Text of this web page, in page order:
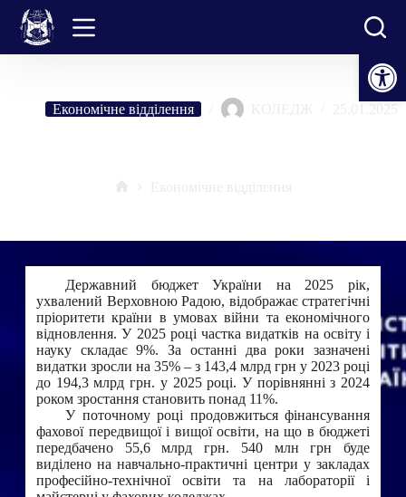
Відкрити Панель інструментів
Перейти
вмісту
Економічне відділення КОЛЕДЖ 25.01.2025
Економічне відділення
Державний бюджет України на 2025 рік,
ухвалений Верховною Радою, відображає стратегічні
пріоритети країни в умовах війни та економічного
відновлення. У 2025 році частка видатків на освіту і
науку складає 9%. За останні два роки зазначені
видатки зросли на 35% – з 143,4 млрд грн у 2023 році
до 194,3 млрд грн. у 2025 році. У порівнянні з 2024
роком зростання становить понад 11%.
У поточному році продовжиться фінансування
фахової передвищої і вищої освіти, на що в бюджеті
передбачено 55,6 млрд грн. 540 млн грн буде
виділено на навчально-практичні центри у закладах
професійно-технічної освіти та на лабораторії і